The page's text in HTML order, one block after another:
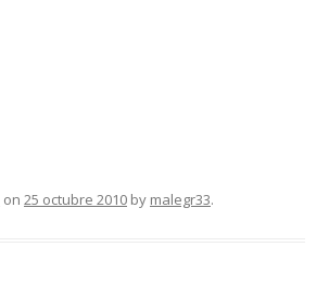
on 25 octubre 2010 by malegr33.